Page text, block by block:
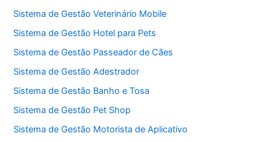
Sistema de Gestão Veterinário Mobile
Sistema de Gestão Hotel para Pets
Sistema de Gestão Passeador de Cães
Sistema de Gestão Adestrador
Sistema de Gestão Banho e Tosa
Sistema de Gestão Pet Shop
Sistema de Gestão Motorista de Aplicativo